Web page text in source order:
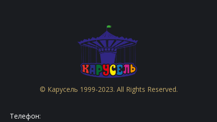
© Карусель 1999-2023. All Rights Reserved.
Телефон: